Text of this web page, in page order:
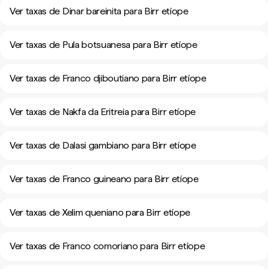
Ver taxas de Dinar bareinita para Birr etíope
Ver taxas de Pula botsuanesa para Birr etíope
Ver taxas de Franco djiboutiano para Birr etíope
Ver taxas de Nakfa da Eritreia para Birr etíope
Ver taxas de Dalasi gambiano para Birr etíope
Ver taxas de Franco guineano para Birr etíope
Ver taxas de Xelim queniano para Birr etíope
Ver taxas de Franco comoriano para Birr etíope